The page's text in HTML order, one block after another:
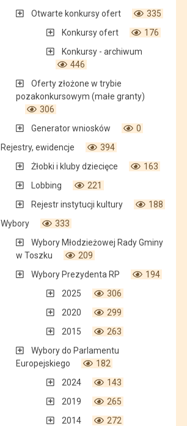
Otwarte konkursy ofert
335
Konkursy ofert
176
Konkursy - archiwum
446
Oferty złożone w trybie
pozakonkursowym (małe granty)
306
Generator wniosków
0
Rejestry, ewidencje
394
Żłobki i kluby dziecięce
163
Lobbing
221
Rejestr instytucji kultury
188
Wybory
333
Wybory Młodzieżowej Rady Gminy
w Toszku
209
Wybory Prezydenta RP
194
2025
306
2020
299
2015
263
Wybory do Parlamentu
Europejskiego
182
2024
143
2019
265
2014
272